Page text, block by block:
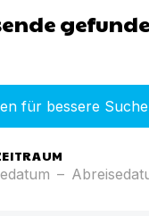
für bessere
–